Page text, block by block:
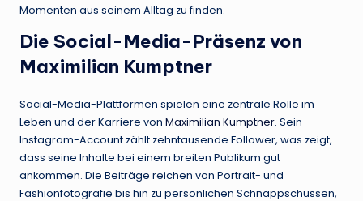
Momenten aus seinem Alltag zu finden.
Die Social-Media-Präsenz von
Maximilian Kumptner
Social-Media-Plattformen spielen eine zentrale Rolle im
Leben und der Karriere von Maximilian Kumptner. Sein
Instagram-Account zählt zehntausende Follower, was zeigt,
dass seine Inhalte bei einem breiten Publikum gut
ankommen. Die Beiträge reichen von Portrait- und
Fashionfotografie bis hin zu persönlichen Schnappschüssen,